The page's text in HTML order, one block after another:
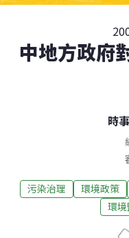
中地方政府
時
污染治理 環境政策
環